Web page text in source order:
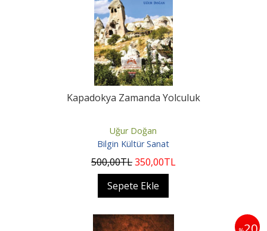
Kapadokya Zamanda Yolculuk
Uğur Doğan
Bilgin Kültür Sanat
500,00TL350,00TL
Sepete Ekle